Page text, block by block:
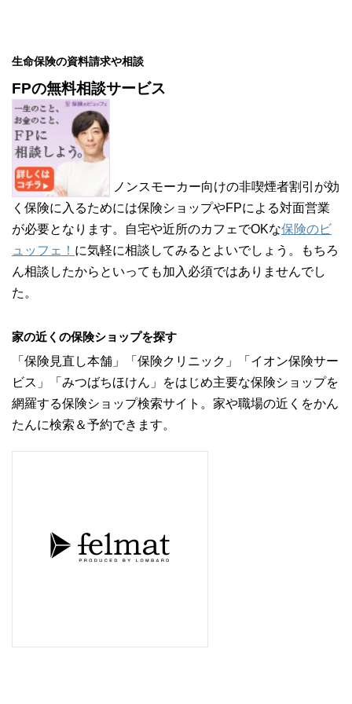
生命保険の資料請求や相談
FPの無料相談サービス
ノンスモーカー向けの非喫煙者割引が効
く保険に入るためには保険ショップやFPによる対面営業
が必要となります。自宅や近所のカフェでOKな保険のビ
ュッフェ！ に気軽に相談してみるとよいでしょう。もちろ
ん相談したからといっても加入必須ではありませんでし
た。
家の近くの保険ショップを探す
「保険見直し本舗」「保険クリニック」「イオン保険サー
ビス」「みつばちほけん」をはじめ主要な保険ショップを
網羅する保険ショップ検索サイト。家や職場の近くをかん
たんに検索＆予約できます。